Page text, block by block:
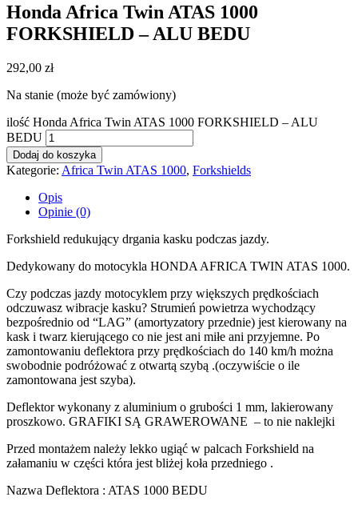
Honda Africa Twin ATAS 1000
FORKSHIELD – ALU BEDU
292,00 zł
Na stanie (może być zamówiony)
ilość Honda Africa Twin ATAS 1000 FORKSHIELD – ALU
BEDU
Dodaj do koszyka
Kategorie: Africa Twin ATAS 1000, Forkshields
Opis
Opinie (0)
Forkshield redukujący drgania kasku podczas jazdy.
Dedykowany do motocykla HONDA AFRICA TWIN ATAS 1000.
Czy podczas jazdy motocyklem przy większych prędkościach
odczuwasz wibracje kasku? Strumień powietrza wychodzący
bezpośrednio od “LAG” (amortyzatory przednie) jest kierowany na
kask i twarz kierującego co nie jest ani miłe ani przyjemne. Po
zamontowaniu deflektora przy prędkościach do 140 km/h można
swobodnie podróżować z otwartą szybą .(oczywiście o ile
zamontowana jest szyba).
Deflektor wykonany z aluminium o grubości 1 mm, lakierowany
proszkowo. GRAFIKI SĄ GRAWEROWANE – to nie naklejki
Przed montażem należy lekko ugiąć w palcach Forkshield na
załamaniu w części która jest bliżej koła przedniego .
Nazwa Deflektora : ATAS 1000 BEDU